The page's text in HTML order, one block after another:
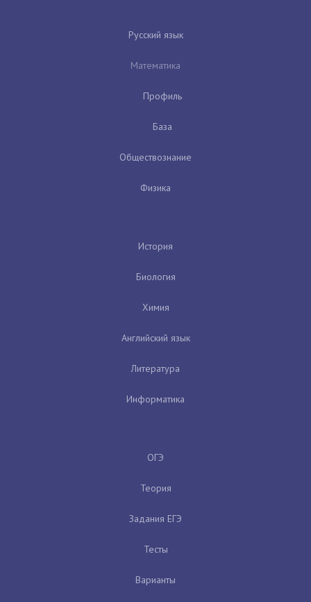
Русский язык
Математика
Профиль
База
Обществознание
Физика
История
Биология
Химия
Английский язык
Литература
Информатика
ОГЭ
Теория
Задания ЕГЭ
Тесты
Варианты